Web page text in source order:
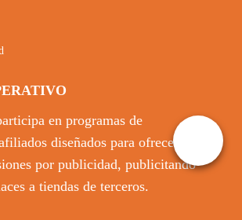
en programas de
diseñados para ofrecer a
por publicidad, publicitando
a tiendas de terceros.